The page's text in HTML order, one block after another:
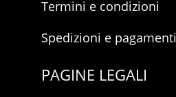
Termini e condizioni
Spedizioni e pagamenti
PAGINE LEGALI